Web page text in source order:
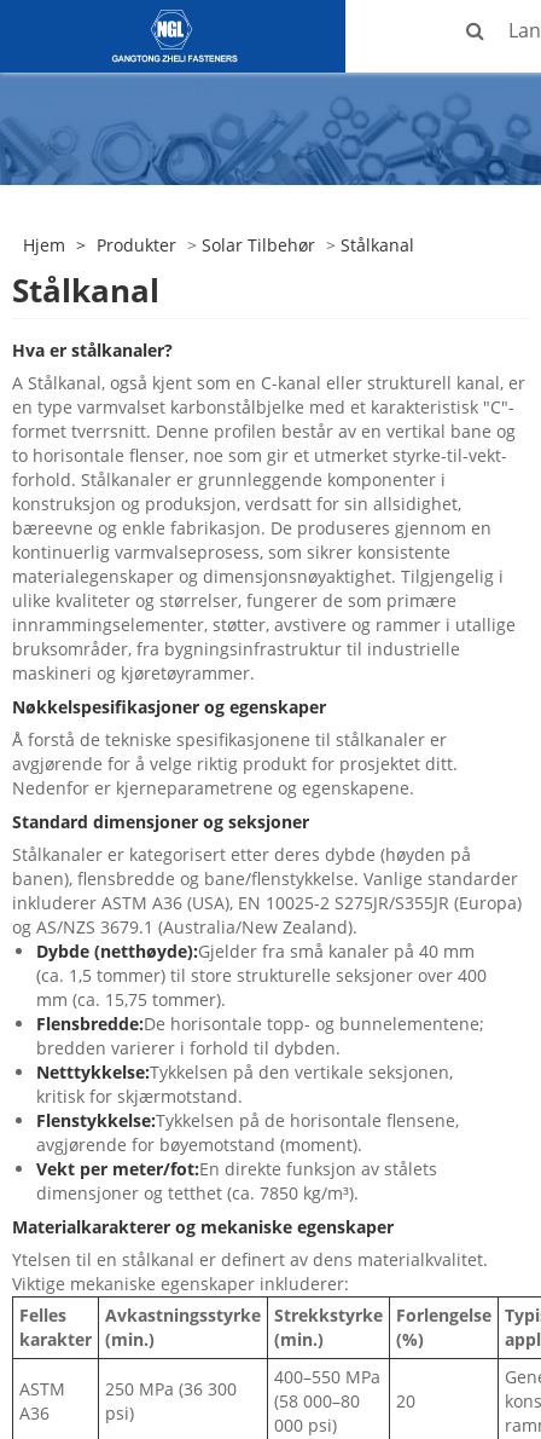
Hjem > Produkter > Solar Tilbehør > Stålkanal
Stålkanal
Hva er stålkanaler?
A Stålkanal, også kjent som en C-kanal eller strukturell kanal, er
en type varmvalset karbonstålbjelke med et karakteristisk "C"-
formet tverrsnitt. Denne profilen består av en vertikal bane og
to horisontale flenser, noe som gir et utmerket styrke-til-vekt-
forhold. Stålkanaler er grunnleggende komponenter i
konstruksjon og produksjon, verdsatt for sin allsidighet,
bæreevne og enkle fabrikasjon. De produseres gjennom en
kontinuerlig varmvalseprosess, som sikrer konsistente
materialegenskaper og dimensjonsnøyaktighet. Tilgjengelig i
ulike kvaliteter og størrelser, fungerer de som primære
innrammingselementer, støtter, avstivere og rammer i utallige
bruksområder, fra bygningsinfrastruktur til industrielle
maskineri og kjøretøyrammer.
Nøkkelspesifikasjoner og egenskaper
Å forstå de tekniske spesifikasjonene til stålkanaler er
avgjørende for å velge riktig produkt for prosjektet ditt.
Nedenfor er kjerneparametrene og egenskapene.
Standard dimensjoner og seksjoner
Stålkanaler er kategorisert etter deres dybde (høyden på
banen), flensbredde og bane/flenstykkelse. Vanlige standarder
inkluderer ASTM A36 (USA), EN 10025-2 S275JR/S355JR (Europa)
og AS/NZS 3679.1 (Australia/New Zealand).
Dybde (netthøyde):Gjelder fra små kanaler på 40 mm
(ca. 1,5 tommer) til store strukturelle seksjoner over 400
mm (ca. 15,75 tommer).
Flensbredde:De horisontale topp- og bunnelementene;
bredden varierer i forhold til dybden.
Netttykkelse:Tykkelsen på den vertikale seksjonen,
kritisk for skjærmotstand.
Flenstykkelse:Tykkelsen på de horisontale flensene,
avgjørende for bøyemotstand (moment).
Vekt per meter/fot:En direkte funksjon av stålets
dimensjoner og tetthet (ca. 7850 kg/m³).
Materialkarakterer og mekaniske egenskaper
Ytelsen til en stålkanal er definert av dens materialkvalitet.
Viktige mekaniske egenskaper inkluderer:
Felles
karakter
Avkastningsstyrke
(min.)
Strekkstyrke
(min.)
Forlengelse
(%)
ASTM
A36
250 MPa (36 300
psi)
400–550 MPa
(58 000–80
000 psi)
20